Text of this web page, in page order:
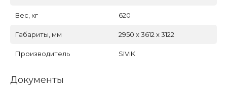
Вес, кг 620
Габариты, мм 2950 х 3612 х 3122
Производитель SIVIK
Документы